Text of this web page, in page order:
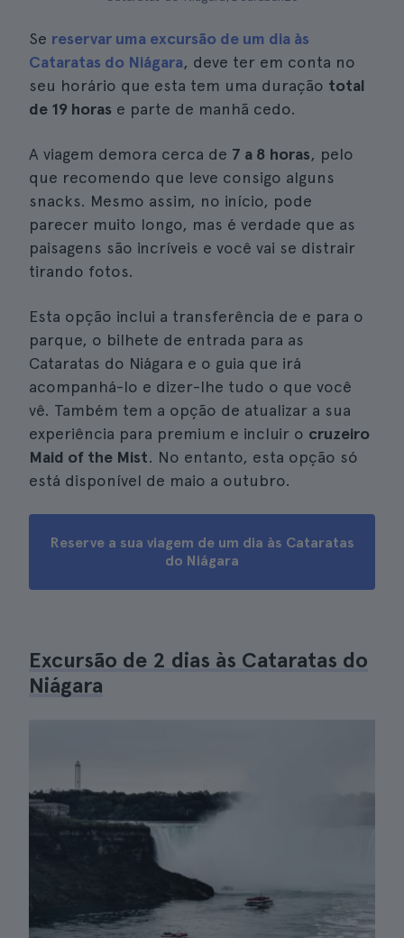
Se reservar uma excursão de um dia às
Cataratas do Niágara, deve ter em conta no
seu horário que esta tem uma duração total
de 19 horas e parte de manhã cedo.
A viagem demora cerca de 7 a 8 horas, pelo
que recomendo que leve consigo alguns
snacks. Mesmo assim, no início, pode
parecer muito longo, mas é verdade que as
paisagens são incríveis e você vai se distrair
tirando fotos.
Esta opção inclui a transferência de e para o
parque, o bilhete de entrada para as
Cataratas do Niágara e o guia que irá
acompanhá-lo e dizer-lhe tudo o que você
vê. Também tem a opção de atualizar a sua
experiência para premium e incluir o cruzeiro
Maid of the Mist. No entanto, esta opção só
está disponível de maio a outubro.
Reserve a sua viagem de um dia às Cataratas
do Niágara
Excursão de 2 dias às Cataratas do
Niágara